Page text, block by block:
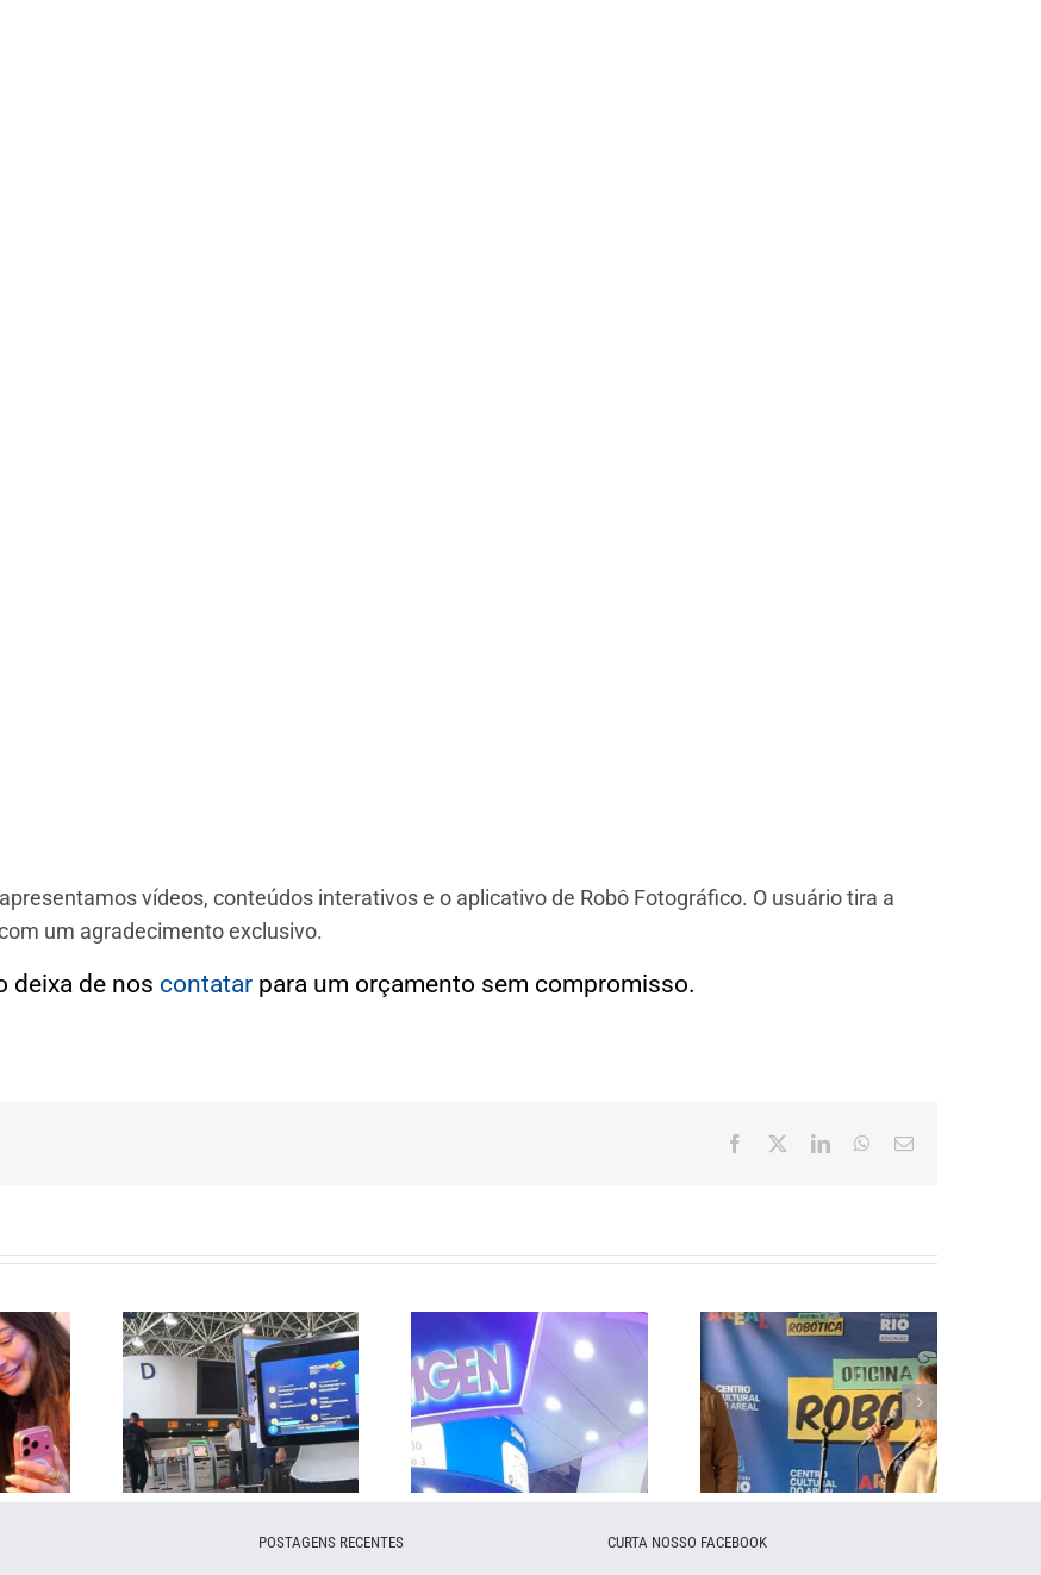
vídeos, conteúdos interativos e o aplicativo de Robô Fotográfico. O usuário tira a
um agradecimento exclusivo.
deixa de nos contatar para um orçamento sem compromisso.
Facebook LinkedInWhatsApp
E-
Aeroporto Galeão –
RJ
Amgen – Hemo 2024
Afroreggae –
Gravação Arcanjo
Renegado
POSTAGENS RECENTES CURTA NOSSO FACEBOOK